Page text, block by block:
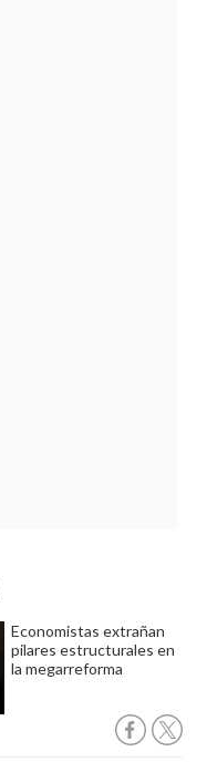
Economistas extrañan
pilares estructurales en
la megarreforma